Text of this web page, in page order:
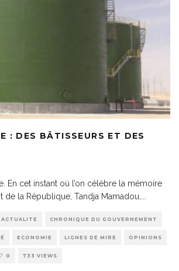
: DES BÂTISSEURS ET DES
En cet instant où l’on célèbre la mémoire
de la République, Tandja Mamadou,
ACTUALITE CHRONIQUE DU GOUVERNEMENT
ECONOMIE LIGNES DE MIRE OPINIONS
0 733 VIEWS